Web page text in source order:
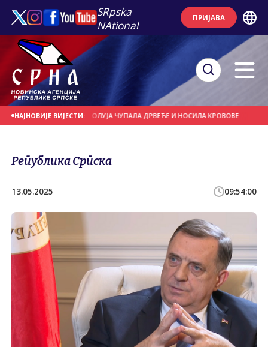
SRpska
NAtional
ПРИЈАВА
НАЈНОВИЈЕ ВИЈЕСТИ:
ДАНАШЊИ ДАН ОЛУЈА ЧУПАЛА ДРВЕЋЕ И НОСИЛА КРОВОВЕ ЈАКИ
Република Српска
13.05.2025 09:54:00